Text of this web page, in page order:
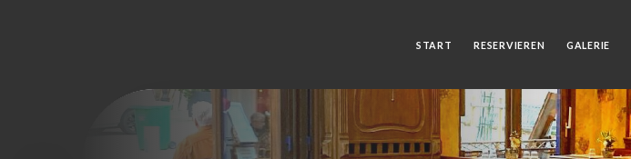
START RESERVIEREN GALERIE